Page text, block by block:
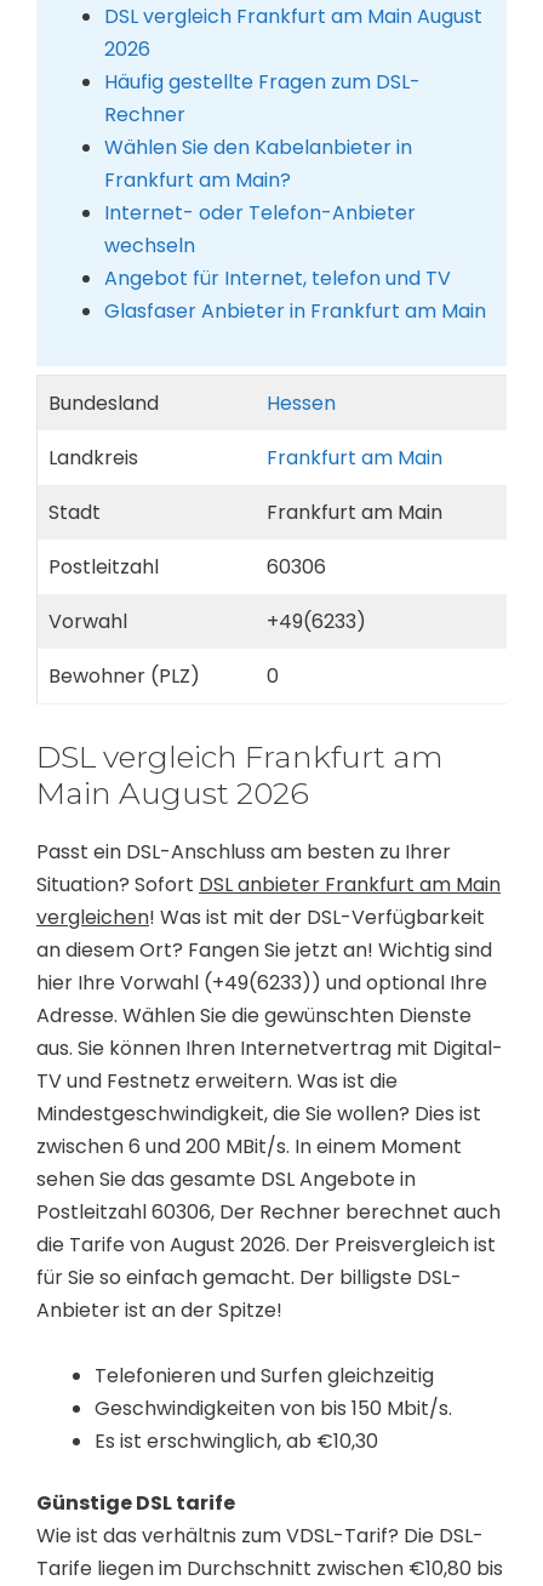
DSL vergleich Frankfurt am Main August
2026
Häufig gestellte Fragen zum DSL-
Rechner
Wählen Sie den Kabelanbieter in
Frankfurt am Main?
Internet- oder Telefon-Anbieter
wechseln
Angebot für Internet, telefon und TV
Glasfaser Anbieter in Frankfurt am Main
Bundesland
Hessen
Landkreis
Frankfurt am Main
Stadt
Frankfurt am Main
Postleitzahl
60306
Vorwahl
+49(6233)
Bewohner (PLZ)
0
DSL vergleich Frankfurt am
Main August 2026
Passt ein DSL-Anschluss am besten zu Ihrer
Situation? Sofort DSL anbieter Frankfurt am Main
vergleichen! Was ist mit der DSL-Verfügbarkeit
an diesem Ort? Fangen Sie jetzt an! Wichtig sind
hier Ihre Vorwahl (+49(6233)) und optional Ihre
Adresse. Wählen Sie die gewünschten Dienste
aus. Sie können Ihren Internetvertrag mit Digital-
TV und Festnetz erweitern. Was ist die
Mindestgeschwindigkeit, die Sie wollen? Dies ist
zwischen 6 und 200 MBit/s. In einem Moment
sehen Sie das gesamte DSL Angebote in
Postleitzahl 60306, Der Rechner berechnet auch
die Tarife von August 2026. Der Preisvergleich ist
für Sie so einfach gemacht. Der billigste DSL-
Anbieter ist an der Spitze!
Telefonieren und Surfen gleichzeitig
Geschwindigkeiten von bis 150 Mbit/s.
Es ist erschwinglich, ab €10,30
Günstige DSL tarife
Wie ist das verhältnis zum VDSL-Tarif? Die DSL-
Tarife liegen im Durchschnitt zwischen €10,80 bis